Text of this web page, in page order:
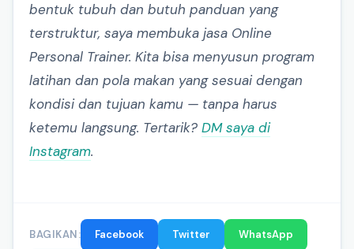
bentuk tubuh dan butuh panduan yang
terstruktur, saya membuka jasa Online
Personal Trainer. Kita bisa menyusun program
latihan dan pola makan yang sesuai dengan
kondisi dan tujuan kamu — tanpa harus
ketemu langsung. Tertarik? DM saya di
Instagram.
BAGIKAN: Facebook Twitter WhatsApp